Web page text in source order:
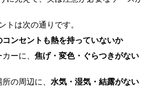
トは次の通りです。
コンセントも熱を持っていないか
ーに、 焦げ・変色・ぐらつきがない
の周辺に、 水気・湿気・結露がない